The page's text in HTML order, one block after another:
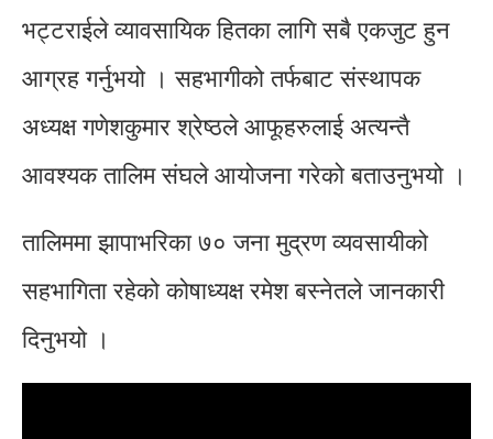
भट्टराईले व्यावसायिक हितका लागि सबै एकजुट हुन
आग्रह गर्नुभयो । सहभागीको तर्फबाट संस्थापक
अध्यक्ष गणेशकुमार श्रेष्ठले आफूहरुलाई अत्यन्तै
आवश्यक तालिम संघले आयोजना गरेको बताउनुभयो ।
तालिममा झापाभरिका ७० जना मुद्रण व्यवसायीको
सहभागिता रहेको कोषाध्यक्ष रमेश बस्नेतले जानकारी
दिनुभयो ।